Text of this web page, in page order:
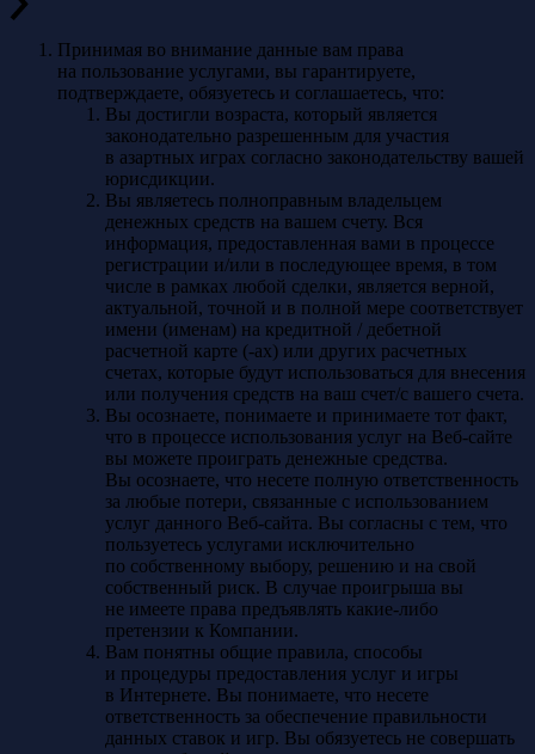
Принимая во внимание данные вам права
на пользование услугами, вы гарантируете,
подтверждаете, обязуетесь и соглашаетесь, что:
Вы достигли возраста, который является
законодательно разрешенным для участия
в азартных играх согласно законодательству вашей
юрисдикции.
Вы являетесь полноправным владельцем
денежных средств на вашем счету. Вся
информация, предоставленная вами в процессе
регистрации и/или в последующее время, в том
числе в рамках любой сделки, является верной,
актуальной, точной и в полной мере соответствует
имени (именам) на кредитной / дебетной
расчетной карте (-ах) или других расчетных
счетах, которые будут использоваться для внесения
или получения средств на ваш счет/c вашего счета.
Вы осознаете, понимаете и принимаете тот факт,
что в процессе использования услуг на Веб-сайте
вы можете проиграть денежные средства.
Вы осознаете, что несете полную ответственность
за любые потери, связанные с использованием
услуг данного Веб-сайта. Вы согласны с тем, что
пользуетесь услугами исключительно
по собственному выбору, решению и на свой
собственный риск. В случае проигрыша вы
не имеете права предъявлять какие-либо
претензии к Компании.
Вам понятны общие правила, способы
и процедуры предоставления услуг и игры
в Интернете. Вы понимаете, что несете
ответственность за обеспечение правильности
данных ставок и игр. Вы обязуетесь не совершать